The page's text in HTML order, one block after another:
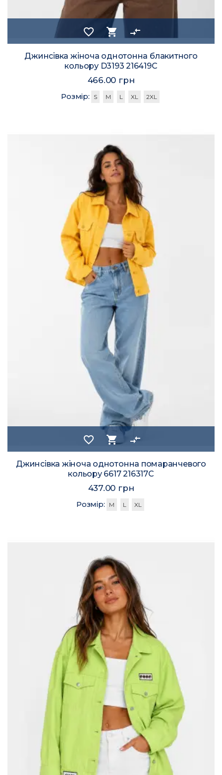
favorite_border shopping_cart compare_arrows
Джинсівка жіноча однотонна блакитного
кольору D3193 216419C
466.00 грн
Розмір: S M L XL 2XL
favorite_border shopping_cart compare_arrows
Джинсівка жіноча однотонна помаранчевого
кольору 6617 216317C
437.00 грн
Розмір: M L XL